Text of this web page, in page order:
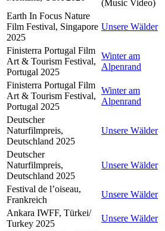
(Music Video)
Earth In Focus Nature
Film Festival, Singapore
2025
Unsere Wälder
Finisterra Portugal Film
Art & Tourism Festival,
Portugal 2025
Winter am
Alpenrand
Finisterra Portugal Film
Art & Tourism Festival,
Portugal 2025
Winter am
Alpenrand
Deutscher
Naturfilmpreis,
Deutschland 2025
Unsere Wälder
Deutscher
Naturfilmpreis,
Deutschland 2025
Unsere Wälder
Festival de l’oiseau,
Frankreich
Unsere Wälder
Ankara IWFF, Türkei/
Turkey 2025
Unsere Wälder